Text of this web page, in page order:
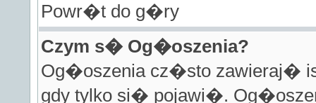
Powr�t do g�ry
Czym s� Og�oszenia?
Og�oszenia cz�sto zawieraj�
gdy tylko si� pojawi�.